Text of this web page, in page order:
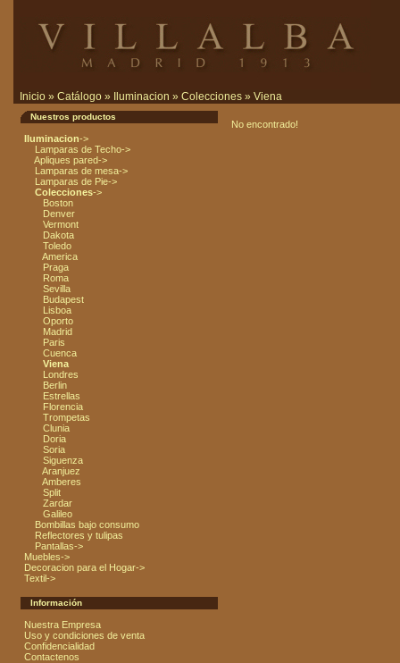
Inicio » Catálogo » Iluminacion » Colecciones » Viena
Nuestros productos
Iluminacion->
Lamparas de Techo->
Apliques pared->
Lamparas de mesa->
Lamparas de Pie->
Colecciones->
Boston
Denver
Vermont
Dakota
Toledo
America
Praga
Roma
Sevilla
Budapest
Lisboa
Oporto
Madrid
Paris
Cuenca
Viena
Londres
Berlin
Estrellas
Florencia
Trompetas
Clunia
Doria
Soria
Siguenza
Aranjuez
Amberes
Split
Zardar
Galileo
Bombillas bajo consumo
Reflectores y tulipas
Pantallas->
Muebles->
Decoracion para el Hogar->
Textil->
Información
Nuestra Empresa
Uso y condiciones de venta
Confidencialidad
Contactenos
No encontrado!